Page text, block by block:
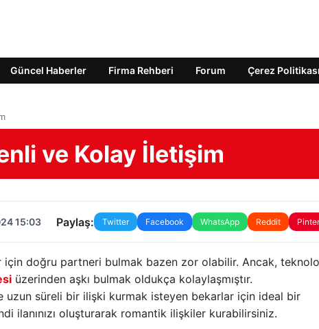
Güncel Haberler Firma Rehberi Forum Çerez Politikası
ve Kolay İletişim
15:03 Paylaş: Twitter Facebook WhatsApp Reddit
için doğru partneri bulmak bazen zor olabilir. Ancak,
üzerinden aşkı bulmak oldukça kolaylaşmıştır.
uzun süreli bir ilişki kurmak isteyen bekarlar için ideal bir
ilanınızı oluşturarak romantik ilişkiler kurabilirsiniz.